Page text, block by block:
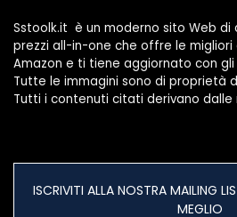
Sstoolk.it è un moderno sito Web di
prezzi all-in-one che offre le
Amazon e ti tiene aggiornato con
Tutte le immagini sono di proprietà
Tutti i contenuti citati derivano
ISCRIVITI ALLA NOSTRA MAILING
MEGLIO